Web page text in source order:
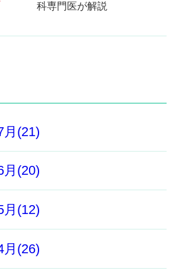
科専門医が解説
月(21)
月(20)
月(12)
月(26)